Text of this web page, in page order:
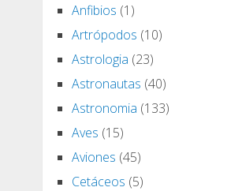
Anfibios (1)
Artrópodos (10)
Astrologia (23)
Astronautas (40)
Astronomia (133)
Aves (15)
Aviones (45)
Cetáceos (5)